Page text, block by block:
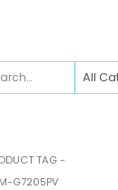
TAG -
G7205PV